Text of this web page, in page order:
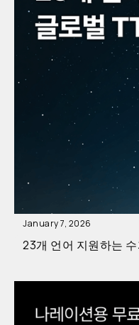
January 7, 2026
23개 언어 지원하는